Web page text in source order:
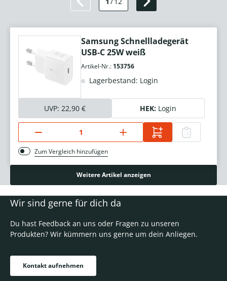
Samsung Schnellladegerät
USB-C 25W weiß
Artikel-Nr.: 153756
Lagerbestand: Login
UVP: 22,90 € HEK: Login
Zum Vergleich hinzufügen
Weitere Artikel anzeigen
Wir sind gerne für dich da
Du hast Feedback an uns oder Fragen zu unseren
Produkten? Wir kümmern uns gerne um dein Anliegen.
Kontakt aufnehmen